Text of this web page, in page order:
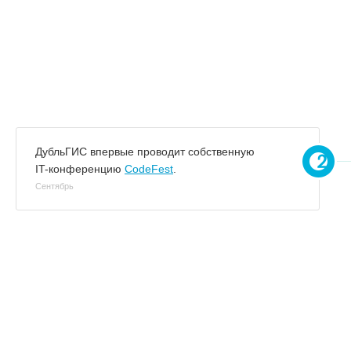
ДубльГИС впервые проводит собственную
IT-конференцию CodeFest
Сентябрь